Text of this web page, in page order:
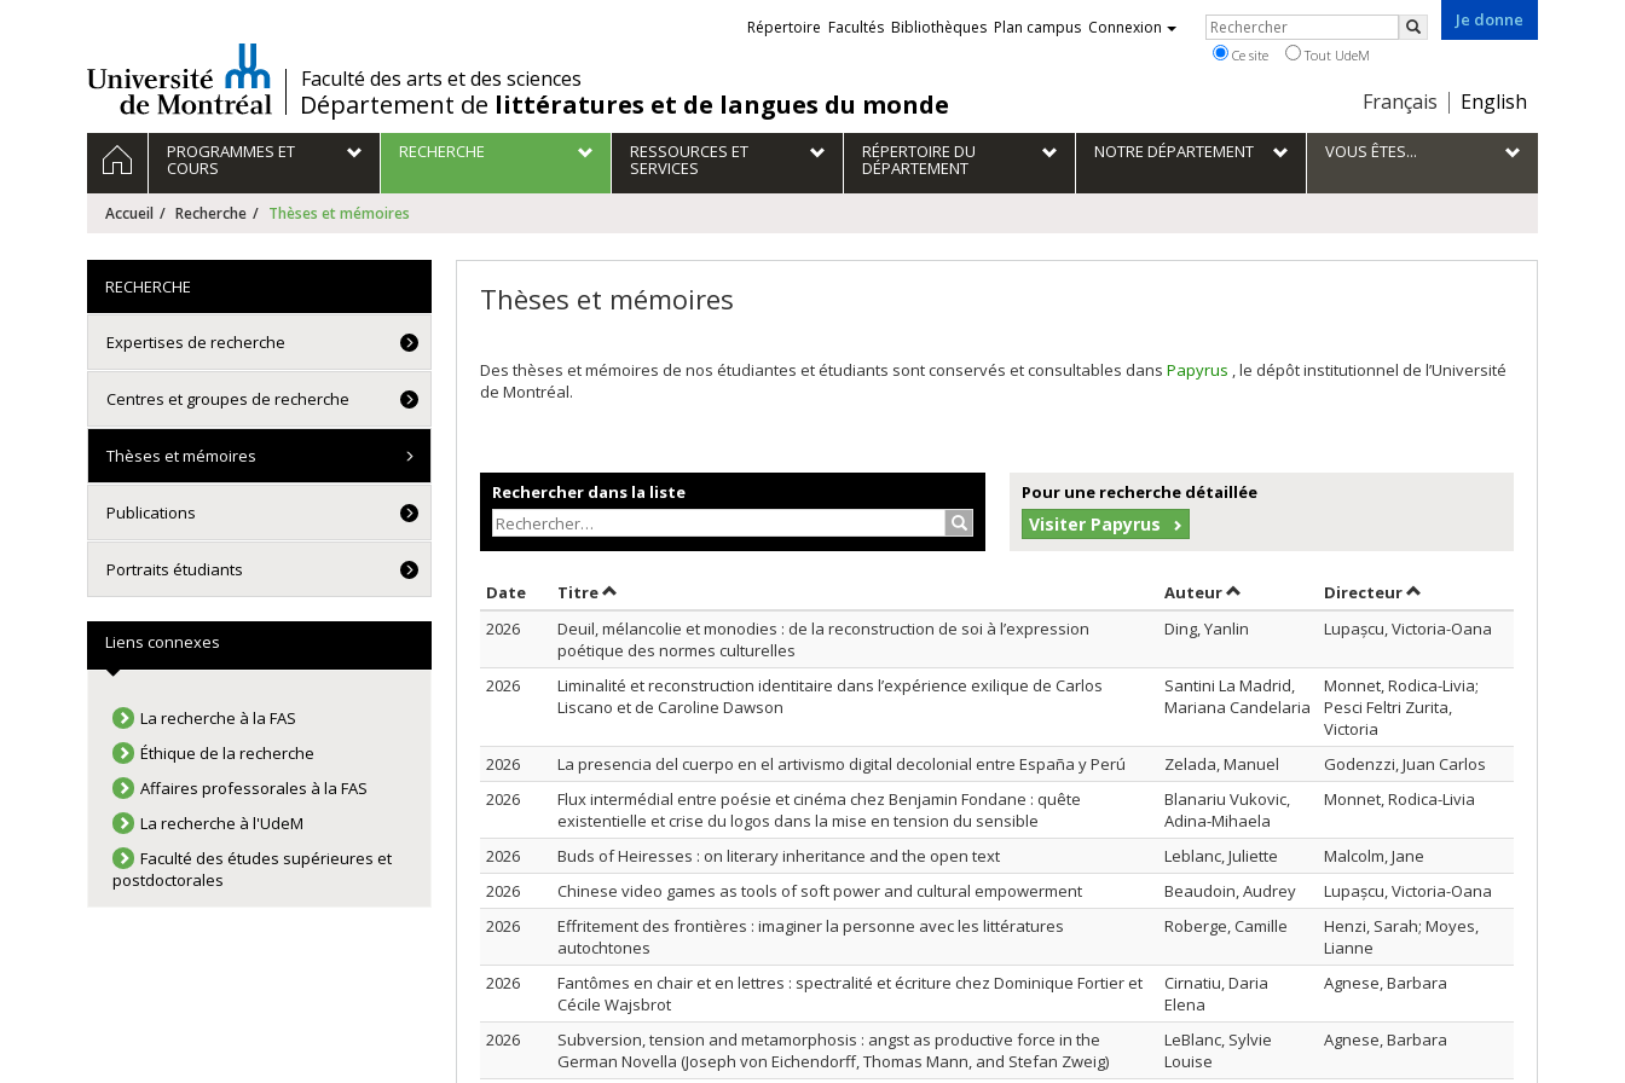
/Faculté des arts et des sciences
Département de littératures et de langues du monde
Je donne
Choix
la
langue
Français English
Liens
externes
Répertoire Facultés Bibliothèques Plan campus Connexion Rechercher
Rechercher
Ce site Tout UdeM
Navigation
principale
ACCUEILPROGRAMMES ET
COURS
RECHERCHE RESSOURCES ET
SERVICES
RÉPERTOIRE DU
DÉPARTEMENT
NOTRE DÉPARTEMENT VOUS ÊTES...
Accueil Recherche Thèses et mémoires
Thèses et mémoires
Des thèses et mémoires de nos étudiantes et étudiants sont conservés et consultables dans Papyrus , le dépôt institutionnel de l’Université
de Montréal.
Rechercher dans la liste
Rechercher…
Pour une recherche détaillée
Visiter Papyrus
Date Trier par date en ordre croissant
TitreTrier par titre en ordre croissant AuteurTrier par auteur en ordre croissant
Directeurpar contributeur en ordre
2026
Deuil, mélancolie et monodies : de la reconstruction de soi à l’expression
poétique des normes culturelles
Ding, Yanlin Lupașcu, Victoria-Oana
2026
Liminalité et reconstruction identitaire dans l’expérience exilique de Carlos
Liscano et de Caroline Dawson
Santini La Madrid,
Mariana Candelaria
Monnet, Rodica-Livia;
Pesci Feltri Zurita,
Victoria
2026
La presencia del cuerpo en el artivismo digital decolonial entre España y Perú Zelada, Manuel
Godenzzi, Juan Carlos
2026
Flux intermédial entre poésie et cinéma chez Benjamin Fondane : quête
existentielle et crise du logos dans la mise en tension du sensible
Blanariu Vukovic,
Adina-Mihaela
Monnet, Rodica-Livia
2026 Buds of Heiresses : on literary inheritance and the open text Leblanc, Juliette
Malcolm, Jane
2026
Chinese video games as tools of soft power and cultural empowerment Beaudoin, Audrey
Lupașcu, Victoria-Oana
2026
Effritement des frontières : imaginer la personne avec les littératures
autochtones
Roberge, Camille
Henzi, Sarah; Moyes,
Lianne
2026
Fantômes en chair et en lettres : spectralité et écriture chez Dominique Fortier et
Cécile Wajsbrot
Cirnatiu, Daria
Elena
Agnese, Barbara
2026
Subversion, tension and metamorphosis : angst as productive force in the
German Novella (Joseph von Eichendorff, Thomas Mann, and Stefan Zweig)
LeBlanc, Sylvie
Louise
Agnese, Barbara
RECHERCHE
Expertises de recherche
Centres et groupes de recherche
Thèses et mémoires
Publications
Portraits étudiants
Liens connexes
La recherche à la FAS
Éthique de la recherche
Affaires professorales à la FAS
La recherche à l'UdeM
Faculté des études supérieures et
postdoctorales